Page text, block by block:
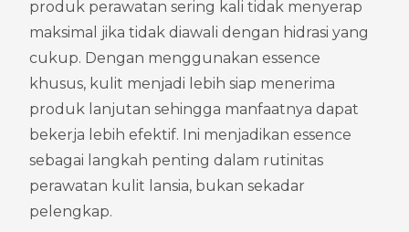
produk perawatan sering kali tidak menyerap
maksimal jika tidak diawali dengan hidrasi yang
cukup. Dengan menggunakan essence
khusus, kulit menjadi lebih siap menerima
produk lanjutan sehingga manfaatnya dapat
bekerja lebih efektif. Ini menjadikan essence
sebagai langkah penting dalam rutinitas
perawatan kulit lansia, bukan sekadar
pelengkap.